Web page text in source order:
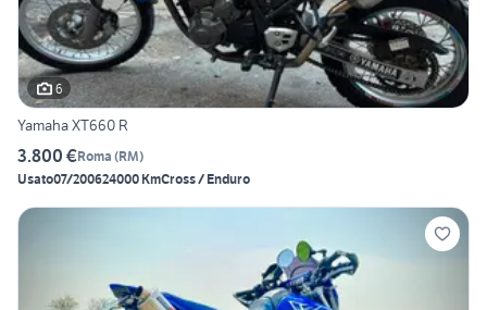
6
Yamaha XT660 R
3.800 €Roma (RM)
Usato07/200624000 KmCross / Enduro